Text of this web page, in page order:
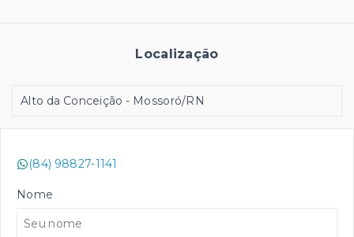
Localização
Alto da Conceição - Mossoró/RN
(84) 98827-1141
Nome